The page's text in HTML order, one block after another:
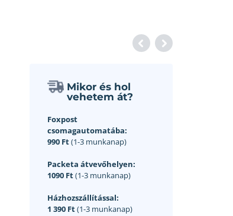
Mikor és hol
vehetem át?
Foxpost
csomagautomatába:
990 Ft(1-3 munkanap)
Packeta átvevőhelyen:
1090 Ft(1-3 munkanap)
Házhozszállítással:
1 390 Ft(1-3 munkanap)